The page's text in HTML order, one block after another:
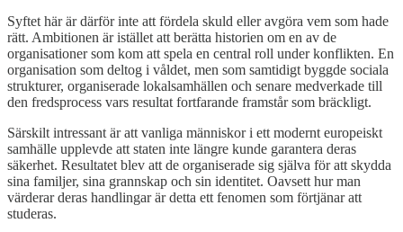
Syftet här är därför inte att fördela skuld eller avgöra vem som hade
rätt. Ambitionen är istället att berätta historien om en av de
organisationer som kom att spela en central roll under konflikten. En
organisation som deltog i våldet, men som samtidigt byggde sociala
strukturer, organiserade lokalsamhällen och senare medverkade till
den fredsprocess vars resultat fortfarande framstår som bräckligt.
Särskilt intressant är att vanliga människor i ett modernt europeiskt
samhälle upplevde att staten inte längre kunde garantera deras
säkerhet. Resultatet blev att de organiserade sig själva för att skydda
sina familjer, sina grannskap och sin identitet. Oavsett hur man
värderar deras handlingar är detta ett fenomen som förtjänar att
studeras.